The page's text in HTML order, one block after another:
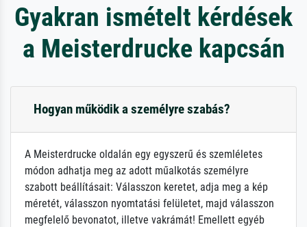
Gyakran ismételt kérdések
a Meisterdrucke kapcsán
Hogyan működik a személyre szabás?
A Meisterdrucke oldalán egy egyszerű és szemléletes
módon adhatja meg az adott műalkotás személyre
szabott beállításait: Válasszon keretet, adja meg a kép
méretét, válasszon nyomtatási felületet, majd válasszon
megfelelő bevonatot, illetve vakrámát! Emellett egyéb